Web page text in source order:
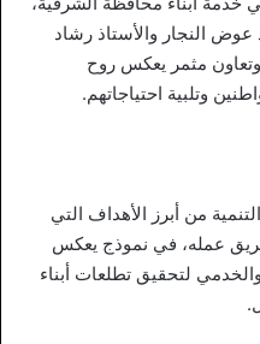
عوض النجار والأستاذ رشاد
مثمر يعكس روح
وتلبية احتياجاتهم.
من أبرز الأهداف التي
عمله، في نموذج يعكس
لتحقيق تطلعات أبناء